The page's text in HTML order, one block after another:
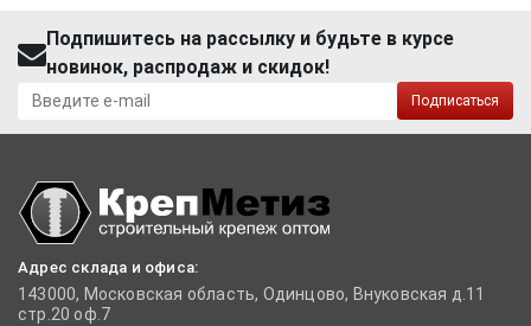
Подпишитесь на рассылку и будьте в курсе
новинок, распродаж и скидок!
Подписаться
Адрес склада и офиса:
143000, Московская область, Одинцово, Внуковская д.11
стр.20 оф.7